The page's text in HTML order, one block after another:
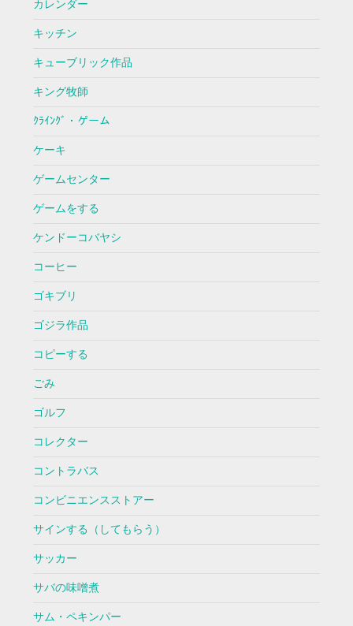
カレンダー
キッチン
キューブリック作品
キング牧師
ｸﾗｲﾝｸﾞ・ゲーム
ケーキ
ゲームセンター
ゲームをする
ケンドーコバヤシ
コーヒー
ゴキブリ
ゴジラ作品
コピーする
ごみ
ゴルフ
コレクター
コントラバス
コンビニエンスストアー
サインする（してもらう）
サッカー
サバの味噌煮
サム・ペキンパー